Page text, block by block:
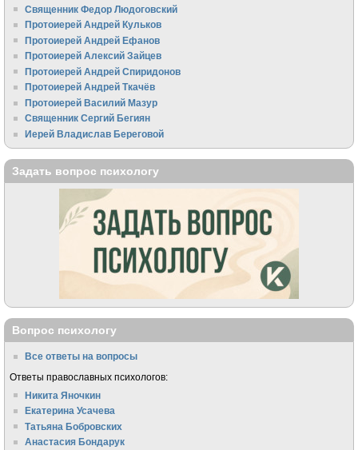
Священник Федор Людоговский
Протоиерей Андрей Кульков
Протоиерей Андрей Ефанов
Протоиерей Алексий Зайцев
Протоиерей Андрей Спиридонов
Протоиерей Андрей Ткачёв
Протоиерей Василий Мазур
Священник Сергий Бегиян
Иерей Владислав Береговой
Задать вопрос психологу
Вопрос психологу
Все ответы на вопросы
Ответы православных психологов:
Никита Яночкин
Екатерина Усачева
Татьяна Бобровских
Анастасия Бондарук